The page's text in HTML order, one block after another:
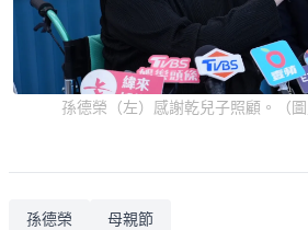
孫德榮（左）感謝乾兒子照顧。（圖
孫德榮 母親節